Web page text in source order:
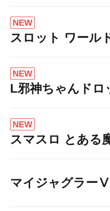
NEW
スロット ワール
NEW
L邪神ちゃんドロ
NEW
スマスロ とある
マイジャグラーⅤ